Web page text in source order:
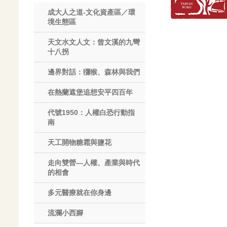
成大人之道-文化資產區／環
境生態區
天文水文人文：曾文溪的九彎
十八拐
邊界對話：獼猴、森林與我們
在熱蘭遮堡追想安平四百年
代號1950：人權白恐行動指
南
天工開物糖霜與鹽花
走向雙營—人權、產業與時代
的相會
多元醫療就在你身邊
流瀾小西腳